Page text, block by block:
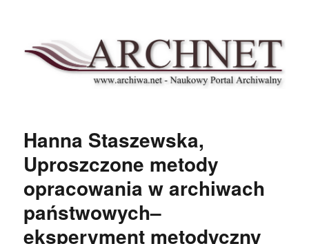
Archnet
Hanna Staszewska,
Uproszczone metody
opracowania w archiwach
państwowych–
eksperyment metodyczny